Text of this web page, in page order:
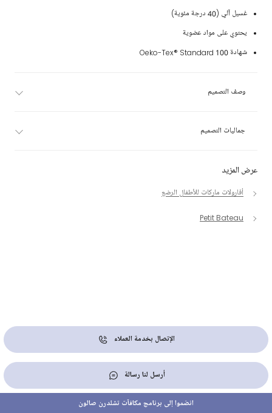
عرض المزيد
أفارولات ماركات للأطفال الرضع
Petit Bateau
غسيل آلي (40 درجة مئوية)
يحتوي على مواد عضوية
شهادة Oeko-Tex® Standard 100
وصف التصميم
جماليات التصميم
الإتصال بخدمة العملاء
أرسل لنا رسالة
انضموا إلى برنامج مكافآت تشلدرن صالون